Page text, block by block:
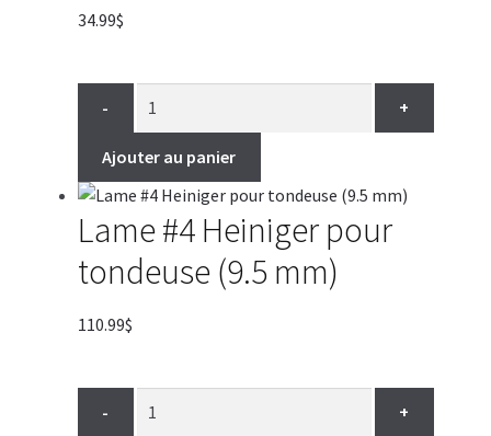
34.99$
- +
Ajouter au panier
Lame #4 Heiniger pour
tondeuse (9.5 mm)
110.99$
- +